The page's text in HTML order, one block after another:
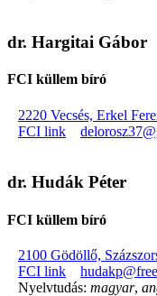
dr. Hargitai Gábor
FCI küllem bíró
2220 Vecsés, Erkel
FCI link
dr. Hudák Péter
FCI küllem bíró
2100 Gödöllő,
FCI link
Nyelvtudás: magyar,